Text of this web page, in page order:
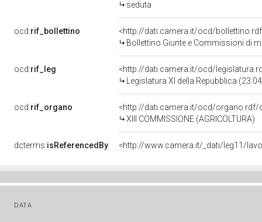
seduta
ocd:rif_bollettino
<http://dati.camera.it/ocd/
Bollettino Giunte e Commissioni di
ocd:rif_leg
<http://dati.camera.it/ocd/
Legislatura XI della Repubblica
ocd:rif_organo
<http://dati.camera.it/ocd/organo.rdf/
XIII COMMISSIONE (AGRICOLTURA)
dcterms:isReferencedBy <http://www.camera.it/_dati/leg11/
DATA